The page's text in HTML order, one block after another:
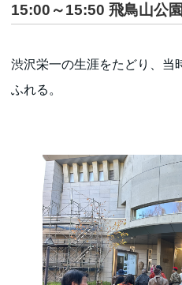
15:00～15:50飛鳥山公
渋沢栄一の生涯をたどり、当
ふれる。